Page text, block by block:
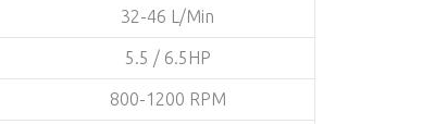
32-46 L/Min
5.5 / 6.5HP
800-1200 RPM